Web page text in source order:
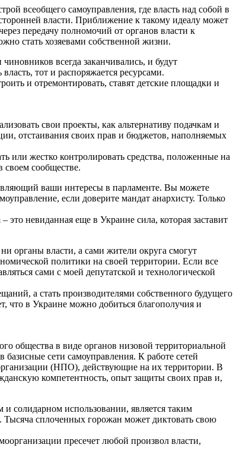
всеобщего самоуправления, где власть над собой в
власти. Приближение к такому идеалу может
передачу полномочий от органов власти к
стать хозяевами собственной жизни.
всегда заканчивались, и будут
тот и распоряжается ресурсами.
и отремонтировать, ставят детские площадки и
свои проекты, как альтернативу подачкам и
отстаивания своих прав и бюджетов, наполняемых
или жестко контролировать средства, положенные на
своем сообществе.
ваши интересы в парламенте. Вы можете
если доверите мандат анархисту. Только
невиданная еще в Украине сила, которая заставит
органы власти, а сами жители округа смогут
политики на своей территории. Если все
сами с моей депутатской и технологической
а стать производителями собственного будущего
что в Украине можно добиться благополучия и
общества в виде органов низовой территориальной
сети самоуправления. К работе сетей
(НПО), действующие на их территории. В
компетентность, опыт защиты своих прав и,
солидарном использовании, является таким
Тысяча сплоченных горожан может диктовать свою
пресечет любой произвол власти,